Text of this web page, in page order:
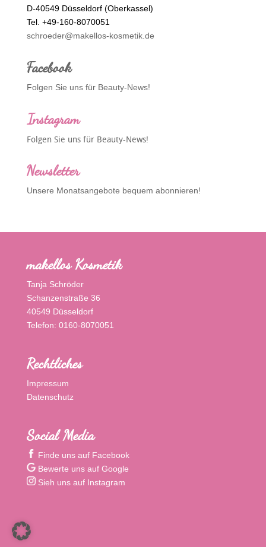
D-40549 Düsseldorf (Oberkassel)
Tel. +49-160-8070051
schroeder@makellos-kosmetik.de
Facebook
Folgen Sie uns für Beauty-News!
Instagram
Folgen Sie uns für Beauty-News!
Newsletter
Unsere Monatsangebote bequem abonnieren!
makellos Kosmetik
Tanja Schröder
Schanzenstraße 36
40549 Düsseldorf
Telefon: 0160-8070051
Rechtliches
Impressum
Datenschutz
Social Media
Finde uns auf Facebook
Bewerte uns auf Google
Sieh uns auf Instagram